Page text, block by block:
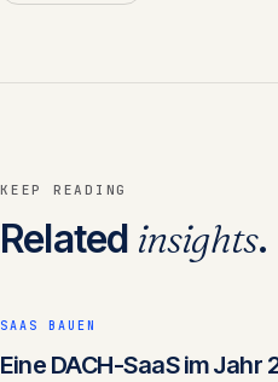
KEEP READING
Related insights.
SAAS BAUEN
Eine DACH-SaaS im